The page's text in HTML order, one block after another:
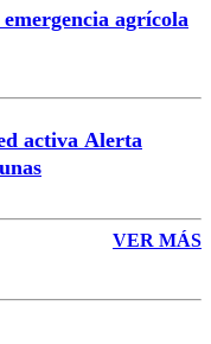
agrícola
activa Alerta
VER MÁS